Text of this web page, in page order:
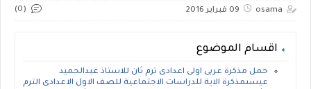
osama 09 فبراير 2016 (0)
اقسام الموضوع
حمل مذكرة عربى اولى اعدادى ترم ثان للاستاذ عبدالحميد
عيسىمذكرة الاية للدراسات الاجتماعية للصف الاول الاعدادى الترم